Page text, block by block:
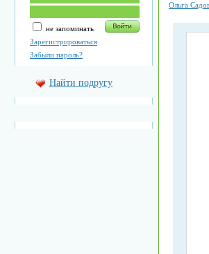
не запоминать
Зарегистрироваться
Забыли пароль?
Найти подругу
Ольга